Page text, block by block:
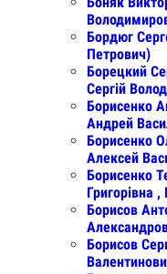
Бордюг
Петрович)
Борецкий
Сергій
Борисенко
Андрей
Борисенко
Алексей
Борисенко
Григорівна
Борисов
Борисов